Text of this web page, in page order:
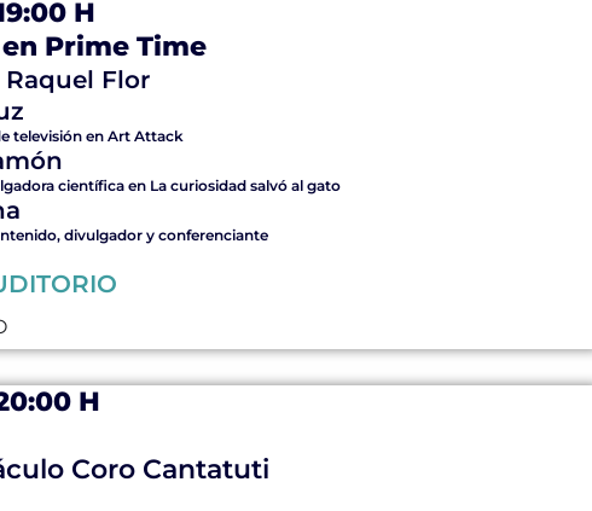
H
en Prime Time
Raquel Flor
televisión en Art Attack
científica en La curiosidad salvó al gato
divulgador y conferenciante
H
Coro Cantatuti